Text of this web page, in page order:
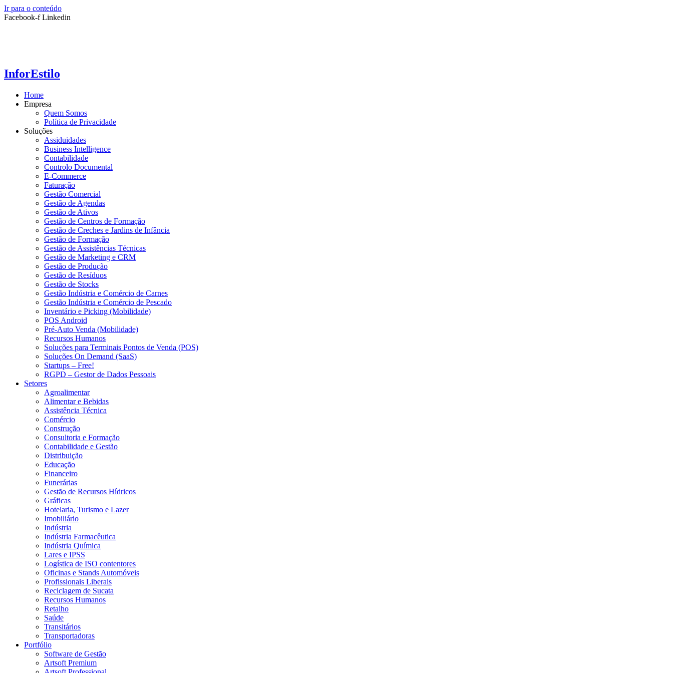
Ir para o conteúdo
Facebook-f Linkedin
InforEstilo
Home
Empresa
Quem Somos
Política de Privacidade
Soluções
Assiduidades
Business Intelligence
Contabilidade
Controlo Documental
E-Commerce
Faturação
Gestão Comercial
Gestão de Agendas
Gestão de Ativos
Gestão de Centros de Formação
Gestão de Creches e Jardins de Infância
Gestão de Formação
Gestão de Assistências Técnicas
Gestão de Marketing e CRM
Gestão de Produção
Gestão de Resíduos
Gestão de Stocks
Gestão Indústria e Comércio de Carnes
Gestão Indústria e Comércio de Pescado
Inventário e Picking (Mobilidade)
POS Android
Pré-Auto Venda (Mobilidade)
Recursos Humanos
Soluções para Terminais Pontos de Venda (POS)
Soluções On Demand (SaaS)
Startups – Free!
RGPD – Gestor de Dados Pessoais
Setores
Agroalimentar
Alimentar e Bebidas
Assistência Técnica
Comércio
Construção
Consultoria e Formação
Contabilidade e Gestão
Distribuição
Educação
Financeiro
Funerárias
Gestão de Recursos Hídricos
Gráficas
Hotelaria, Turismo e Lazer
Imobiliário
Indústria
Indústria Farmacêutica
Indústria Química
Lares e IPSS
Logística de ISO contentores
Oficinas e Stands Automóveis
Profissionais Liberais
Reciclagem de Sucata
Recursos Humanos
Retalho
Saúde
Transitários
Transportadoras
Portfólio
Software de Gestão
Artsoft Premium